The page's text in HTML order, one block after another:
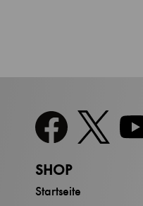
SHOP
Startseite